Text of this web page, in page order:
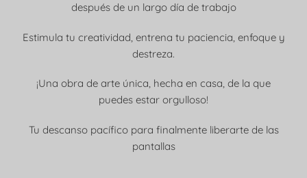
después de un largo día de trabajo
Estimula tu creatividad, entrena tu paciencia, enfoque y
destreza.
¡Una obra de arte única, hecha en casa, de la que
puedes estar orgulloso!
Tu descanso pacífico para finalmente liberarte de las
pantallas